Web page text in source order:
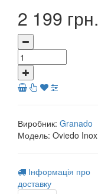
2 199 грн.
Виробник: Granado
Модель: Oviedo Inox
Інформація про
доставку